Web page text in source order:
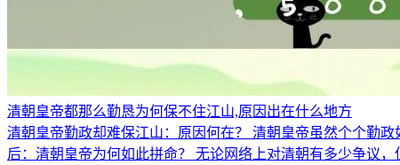
清朝皇帝都那么勤恳为何保不住江山,原因出在什么地方
清朝皇帝勤政却难保江山：原因何在？ 清朝皇帝虽然个个勤
后：清朝皇帝为何如此拼命？ 无论网络上对清朝有多少争议，